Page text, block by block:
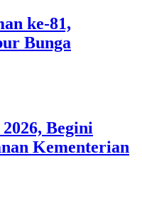
ke-81,
Bunga
Begini
Kementerian